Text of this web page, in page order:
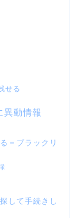
せる
異動情報
＝ブラックリ
して手続きし